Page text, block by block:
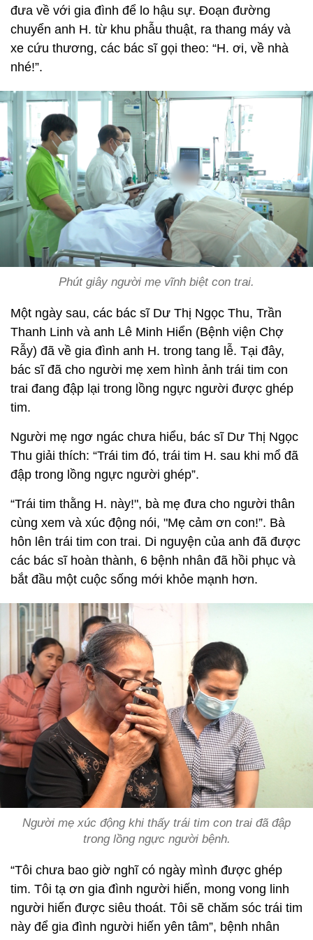
đưa về với gia đình để lo hậu sự. Đoạn đường
chuyển anh H. từ khu phẫu thuật, ra thang máy và
xe cứu thương, các bác sĩ gọi theo: “H. ơi, về nhà
nhé!”.
Phút giây người mẹ vĩnh biệt con trai.
Một ngày sau, các bác sĩ Dư Thị Ngọc Thu, Trần
Thanh Linh và anh Lê Minh Hiển (Bệnh viện Chợ
Rẫy) đã về gia đình anh H. trong tang lễ. Tại đây,
bác sĩ đã cho người mẹ xem hình ảnh trái tim con
trai đang đập lại trong lồng ngực người được ghép
tim.
Người mẹ ngơ ngác chưa hiểu, bác sĩ Dư Thị Ngọc
Thu giải thích: “Trái tim đó, trái tim H. sau khi mổ đã
đập trong lồng ngực người ghép”.
“Trái tim thằng H. này!", bà mẹ đưa cho người thân
cùng xem và xúc động nói, "Mẹ cảm ơn con!”. Bà
hôn lên trái tim con trai. Di nguyện của anh đã được
các bác sĩ hoàn thành, 6 bệnh nhân đã hồi phục và
bắt đầu một cuộc sống mới khỏe mạnh hơn.
Người mẹ xúc động khi thấy trái tim con trai đã đập
trong lồng ngực người bệnh.
“Tôi chưa bao giờ nghĩ có ngày mình được ghép
tim. Tôi tạ ơn gia đình người hiến, mong vong linh
người hiến được siêu thoát. Tôi sẽ chăm sóc trái tim
này để gia đình người hiến yên tâm”, bệnh nhân